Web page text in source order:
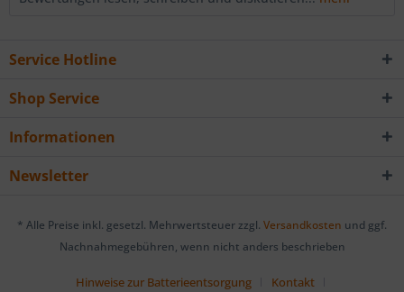
Service Hotline
Shop Service
Informationen
Newsletter
* Alle Preise inkl. gesetzl. Mehrwertsteuer zzgl. Versandkosten und ggf.
Nachnahmegebühren, wenn nicht anders beschrieben
Hinweise zur Batterieentsorgung
Kontakt